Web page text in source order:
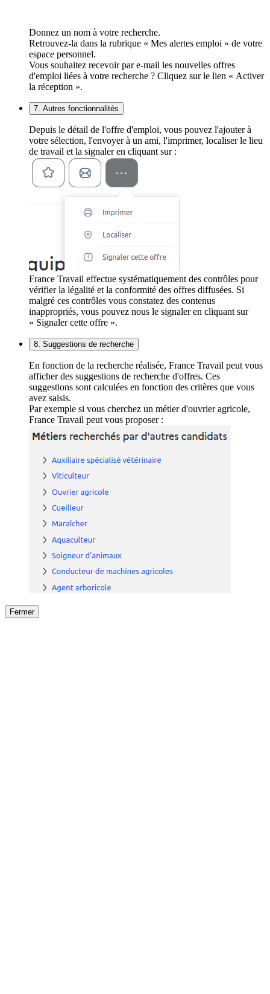
Donnez un nom à votre recherche.
Retrouvez-la dans la rubrique « Mes alertes emploi » de votre
espace personnel.
Vous souhaitez recevoir par e-mail les nouvelles offres
d'emploi liées à votre recherche ? Cliquez sur le lien « Activer
la réception ».
7. Autres fonctionnalités
Depuis le détail de l'offre d'emploi, vous pouvez l'ajouter à
votre sélection, l'envoyer à un ami, l'imprimer, localiser le lieu
de travail et la signaler en cliquant sur :
France Travail effectue systématiquement des contrôles pour
vérifier la légalité et la conformité des offres diffusées. Si
malgré ces contrôles vous constatez des contenus
inappropriés, vous pouvez nous le signaler en cliquant sur
« Signaler cette offre ».
8. Suggestions de recherche
En fonction de la recherche réalisée, France Travail peut vous
afficher des suggestions de recherche d'offres. Ces
suggestions sont calculées en fonction des critères que vous
avez saisis.
Par exemple si vous cherchez un métier d'ouvrier agricole,
France Travail peut vous proposer :
Fermer